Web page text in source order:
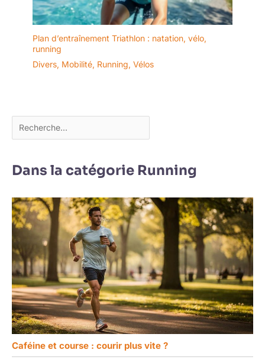
Plan d’entraînement Triathlon : natation, vélo,
running
Divers, Mobilité, Running, Vélos
Dans la catégorie Running
Caféine et course : courir plus vite ?